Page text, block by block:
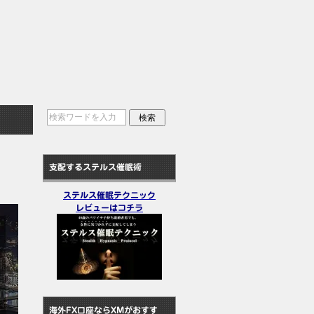
支配するステルス催眠術
ステルス催眠テクニック
レビューはコチラ
海外FX口座ならXMがおすす